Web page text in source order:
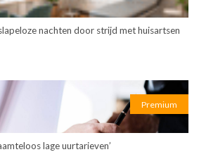
nachten door strijd met huisartsen
Premium
lage uurtarieven’